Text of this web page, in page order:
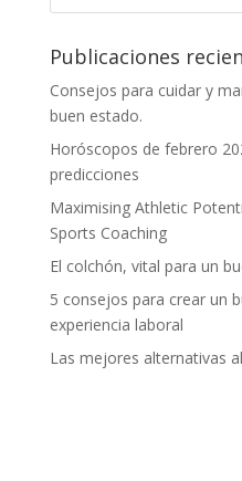
Publicaciones
Consejos para cuidar y
buen estado.
Horóscopos de febrero
predicciones
Maximising Athletic
Sports Coaching
El colchón, vital para un
5 consejos para crear un
experiencia laboral
Las mejores alternativas